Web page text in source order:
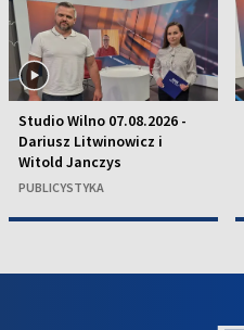
Studio Wilno 07.08.2026 -
Dariusz Litwinowicz i
Witold Janczys
PUBLICYSTYKA